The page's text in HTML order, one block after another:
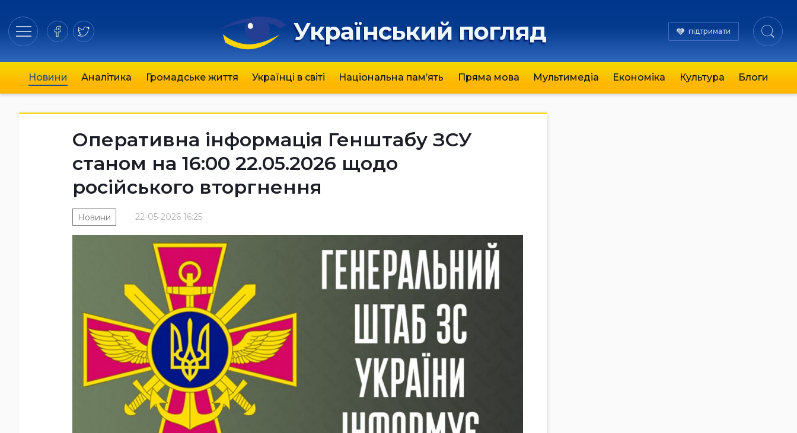
Український погляд підтримати
Новини Аналітика Громадське життя Українці в світі Національна пам’ять Пряма мова Мультимедіа Економіка Культура Блоги
Оперативна інформація Генштабу ЗСУ
станом на 16:00 22.05.2026 щодо
російського вторгнення
22-05-2026 16:25
Новини